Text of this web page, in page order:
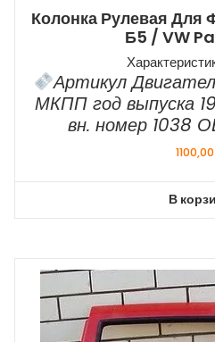
Колонка Рулевая Для
Б5 / VW
Артикул
МКПП год выпуска
вн. номер 1038
1100,00
В